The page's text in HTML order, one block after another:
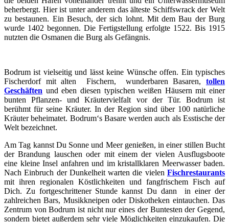
beherbergt. Hier ist unter anderem das älteste Schiffswrack der Welt
zu bestaunen. Ein Besuch, der sich lohnt. Mit dem Bau der Burg
wurde 1402 begonnen. Die Fertigstellung erfolgte 1522. Bis 1915
nutzten die Osmanen die Burg als Gefängnis.
Bodrum ist vielseitig und lässt keine Wünsche offen. Ein typisches
Fischerdorf mit alten Fischern, wunderbaren Basaren, tollen
Geschäften und eben diesen typischen weißen Häusern mit einer
bunten Pflanzen- und Kräutervielfalt vor der Tür. Bodrum ist
berühmt für seine Kräuter. In der Region sind über 100 natürliche
Kräuter beheimatet. Bodrum‘s Basare werden auch als Esstische der
Welt bezeichnet.
Am Tag kannst Du Sonne und Meer genießen, in einer stillen Bucht
der Brandung lauschen oder mit einem der vielen Ausflugsboote
eine kleine Insel anfahren und im kristallklaren Meerwasser baden.
Nach Einbruch der Dunkelheit warten die vielen Fischrestaurants
mit ihren regionalen Köstlichkeiten und fangfrischem Fisch auf
Dich. Zu fortgeschrittener Stunde kannst Du dann in einer der
zahlreichen Bars, Musikkneipen oder Diskotheken eintauchen. Das
Zentrum von Bodrum ist nicht nur eines der Buntesten der Gegend,
sondern bietet außerdem sehr viele Möglichkeiten einzukaufen. Die